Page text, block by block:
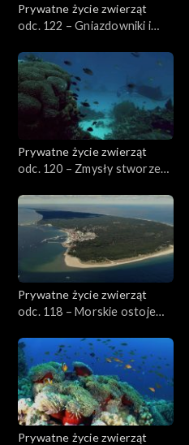
Prywatne życie zwierząt
odc. 122 – Gniazdowniki i
Prywatne życie zwierząt
odc. 120 – Zmysły stworzeń
Prywatne życie zwierząt
odc. 118 – Morskie ostoje
Prywatne życie zwierząt